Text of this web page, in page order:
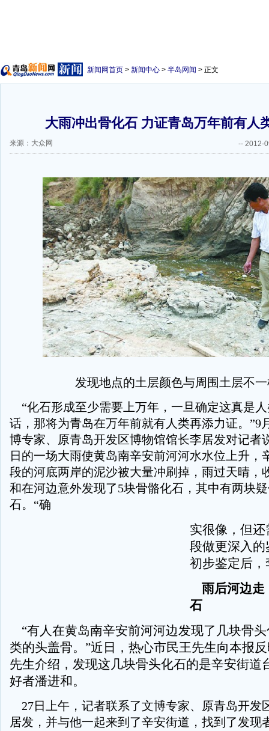
新闻网首页 > 新闻中心 > 半岛网闻 > 正文
大雨冲出骨化石 力证青岛万年前有人
来源：大众网 -- 2012-
发现地点的土层颜色与周围土层不
“化石形成至少需要上万年，一旦确定这真是
话，那将为青岛在万年前就有人类再添力证。”9
博专家、原青岛开发区博物馆馆长李居发对记者
日的一场大雨使黄岛南辛安前河河水水位上升，
段的河底两岸的泥沙被大量冲刷掉，雨过天晴，
和在河边意外发现了5块骨骼化石，其中有两块
石。“确
实很像，但
段做更深入的
初步鉴定后
雨后河边走
石
“有人在黄岛南辛安前河河边发现了几块骨
类的头盖骨。”近日，热心市民王先生向本报
先生介绍，发现这几块骨头化石的是辛安街道
好者潘进和。
27日上午，记者联系了文博专家、原青岛开发
居发，并与他一起来到了辛安街道，找到了发现